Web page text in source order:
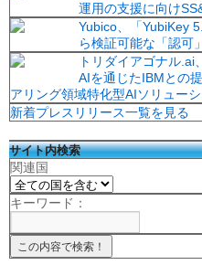
運用の支援に向け
Yubico、「YubiKey
ら検証可能な「認可
トリダイアゴナル
AIを通じたIBMとの
アリング領域特化型AIソリュー
新着プレスリリース一覧を見る
サイト内検索
関連国
キーワード：